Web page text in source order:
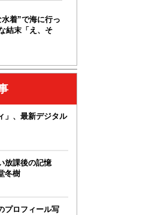
着”で海に行っ
結末「え、そ
」、最新デジタル
放課後の記憶
冬樹
プロフィール写